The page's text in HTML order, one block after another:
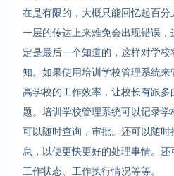
在是有限的，大概只能回忆起百
一层的传达上来难免会出现错误
定是最后一个知道的，这样对学
知。如果使用培训学校管理系统
高学校的工作效率，让校长有跟
题。培训学校管理系统可以记录
可以随时查询，审批。还可以随
息，以便更快更好的处理事情。
工作状态、工作执行情况等等。